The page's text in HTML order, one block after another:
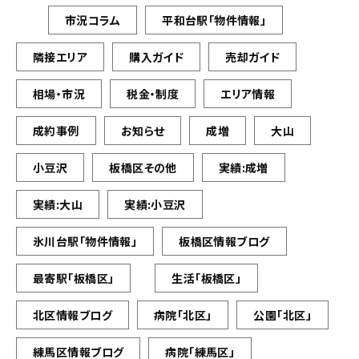
市況コラム 平和台駅「物件情報」
隣接エリア 購入ガイド 売却ガイド
相場・市況 税金・制度 エリア情報
成約事例 お知らせ 成増 大山
小豆沢 板橋区その他 実績:成増
実績:大山 実績:小豆沢
氷川台駅「物件情報」 板橋区情報ブログ
最寄駅「板橋区」 生活「板橋区」
北区情報ブログ 病院「北区」 公園「北区」
練馬区情報ブログ 病院「練馬区」